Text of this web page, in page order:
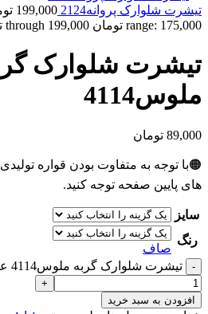
تیشرت شلوارک پروانه2124 199,000
range: 175,000 تومان through 199,000 تومان
تیشرت شلوارک
ملوس4114
89,000 تومان
🟠با توجه به متفاوت بودن قواره
های پایین صفحه توجه کنید.
سایز
رنگ
صاف
تیشرت شلوارک گربه ملوس4114 عدد
افزودن به سبد خرید